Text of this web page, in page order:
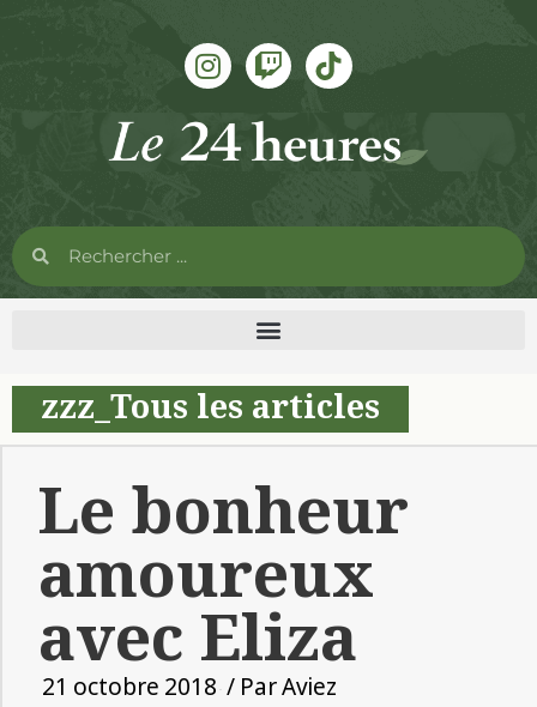
zzz_Tous les articles
Le bonheur
amoureux
avec Eliza
21 octobre 2018 / ParAviez